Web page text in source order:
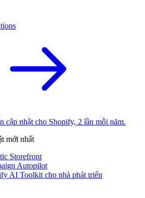
cập nhật cho Shopify, 2 lần mỗi năm.
mới nhất
Storefront
Autopilot
AI Toolkit cho nhà phát triển